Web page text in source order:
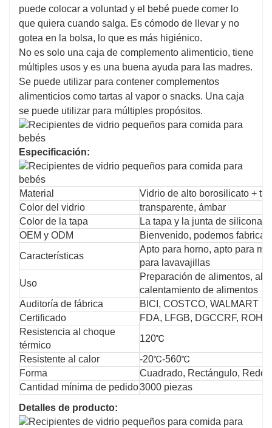
puede colocar a voluntad y el bebé puede comer lo
que quiera cuando salga. Es cómodo de llevar y no
gotea en la bolsa, lo que es más higiénico.
No es solo una caja de complemento alimenticio, tiene
múltiples usos y es una buena ayuda para las madres.
Se puede utilizar para contener complementos
alimenticios como tartas al vapor o snacks. Una caja
se puede utilizar para múltiples propósitos.
Especificación:
Material
Vidrio de alto borosilicato +
Color del vidrio
transparente, ámbar
Color de la tapa
La tapa y la junta de silicona
OEM y ODM
Bienvenido, podemos
Características
Apto para horno, apto para
para lavavajillas
Uso
Preparación de alimentos,
calentamiento de alimentos
Auditoría de fábrica
BICI, COSTCO, WALMART
Certificado
FDA, LFGB, DGCCRF,
Resistencia al choque
térmico
120℃
Resistente al calor
-20℃-560℃
Forma
Cuadrado, Rectángulo,
Cantidad mínima de pedido3000 piezas
Detalles de producto: